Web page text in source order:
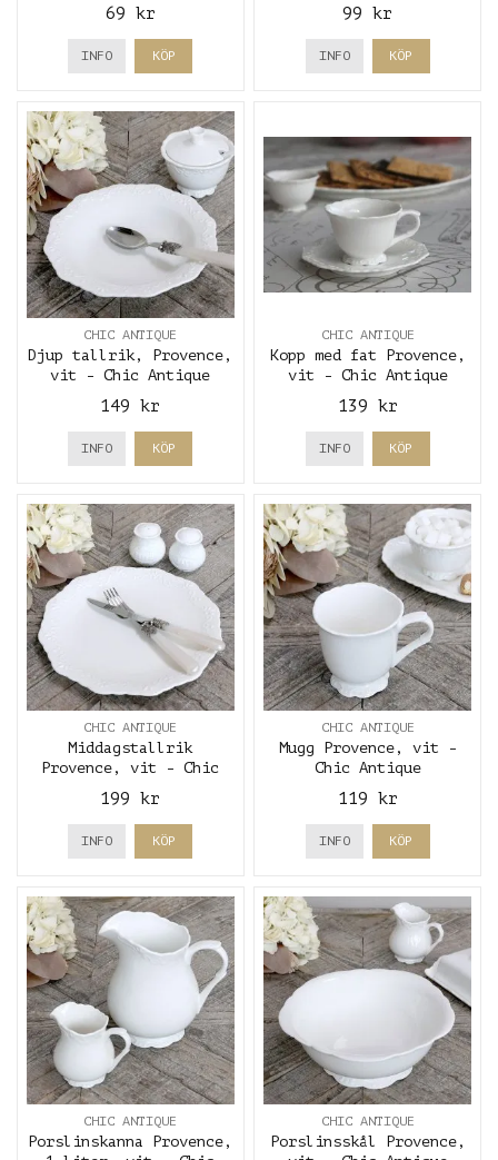
69 kr
INFO KÖP
99 kr
INFO KÖP
CHIC ANTIQUE
Djup tallrik, Provence,
vit - Chic Antique
149 kr
INFO KÖP
CHIC ANTIQUE
Kopp med fat Provence,
vit - Chic Antique
139 kr
INFO KÖP
CHIC ANTIQUE
Middagstallrik
Provence, vit - Chic
Antique
199 kr
INFO KÖP
CHIC ANTIQUE
Mugg Provence, vit -
Chic Antique
119 kr
INFO KÖP
CHIC ANTIQUE
Porslinskanna Provence,
CHIC ANTIQUE
Porslinsskål Provence,